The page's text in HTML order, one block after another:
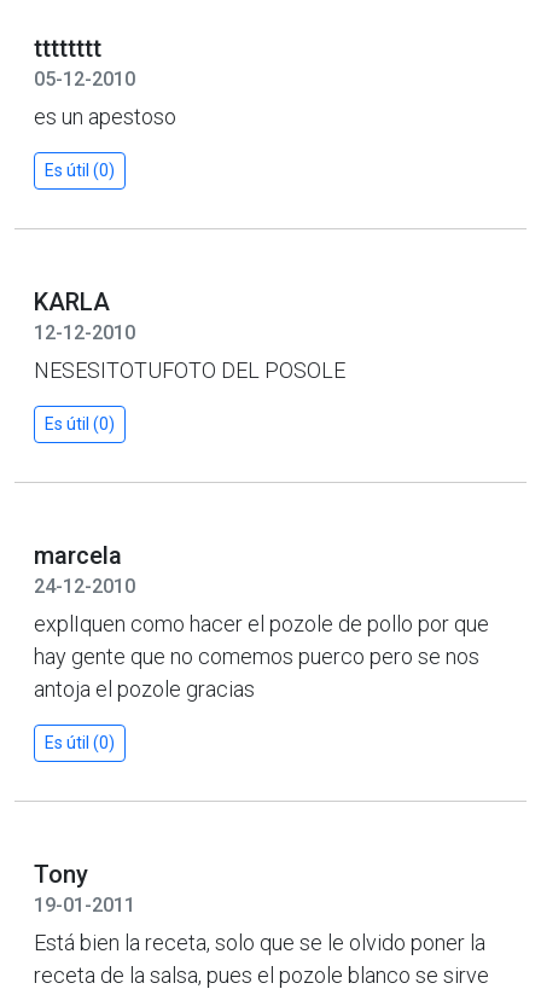
tttttttt
05-12-2010
es un apestoso
Es útil (0)
KARLA
12-12-2010
NESESITOTUFOTO DEL POSOLE
Es útil (0)
marcela
24-12-2010
explIquen como hacer el pozole de pollo por que
hay gente que no comemos puerco pero se nos
antoja el pozole gracias
Es útil (0)
Tony
19-01-2011
Está bien la receta, solo que se le olvido poner la
receta de la salsa, pues el pozole blanco se sirve